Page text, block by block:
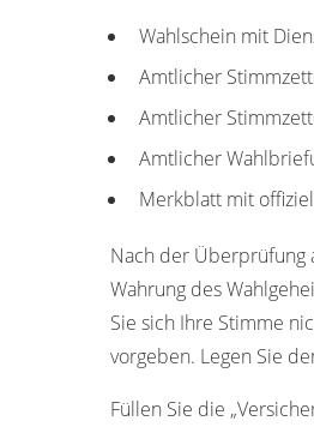
Wahlschein mit
Amtlicher
Amtlicher
Amtlicher
Merkblatt mit
Nach der Überprüfung
Wahrung des
Sie sich Ihre Stimme
vorgeben. Legen Sie
Füllen Sie die